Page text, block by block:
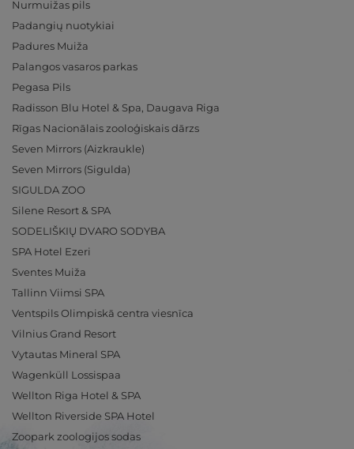
Nurmuižas pils
Padangių nuotykiai
Padures Muiža
Palangos vasaros parkas
Pegasa Pils
Radisson Blu Hotel & Spa, Daugava Riga
Rīgas Nacionālais zooloģiskais dārzs
Seven Mirrors (Aizkraukle)
Seven Mirrors (Sigulda)
SIGULDA ZOO
Silene Resort & SPA
SODELIŠKIŲ DVARO SODYBA
SPA Hotel Ezeri
Sventes Muiža
Tallinn Viimsi SPA
Ventspils Olimpiskā centra viesnīca
Vilnius Grand Resort
Vytautas Mineral SPA
Wagenküll Lossispaa
Wellton Riga Hotel & SPA
Wellton Riverside SPA Hotel
Zoopark zoologijos sodas